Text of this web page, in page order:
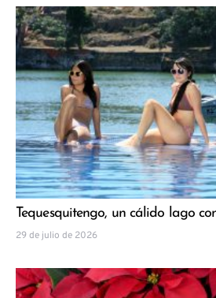
Tequesquitengo, un cálido lago
29 de julio de 2026